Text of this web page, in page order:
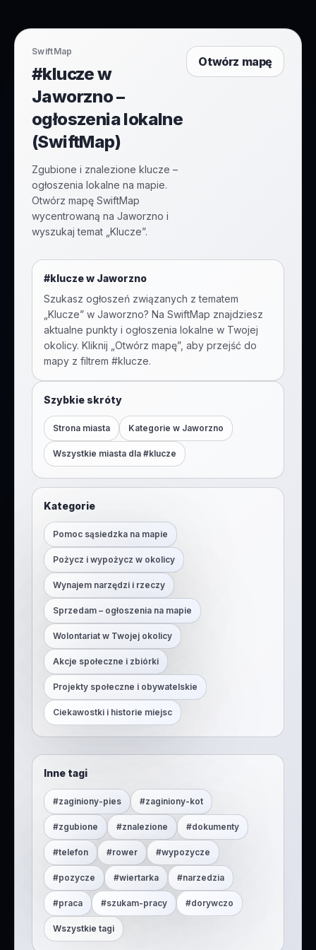
SwiftMap
#klucze w
Jaworzno –
ogłoszenia lokalne
(SwiftMap)
Zgubione i znalezione klucze –
ogłoszenia lokalne na mapie.
Otwórz mapę SwiftMap
wycentrowaną na Jaworzno i
wyszukaj temat „Klucze”.
Otwórz mapę
#kluczew Jaworzno
Szukasz ogłoszeń związanych z tematem
Klucze” w Jaworzno? Na SwiftMap znajdziesz
aktualne punkty i ogłoszenia lokalne w Twojej
okolicy. Kliknij „Otwórz mapę”, aby przejść do
mapy z filtrem #klucze.
Szybkie skróty
Strona miasta Kategorie w Jaworzno
Wszystkie miasta dla #klucze
Kategorie
Pomoc sąsiedzka na mapie
Pożycz i wypożycz w okolicy
Wynajem narzędzi i rzeczy
Sprzedam – ogłoszenia na mapie
Wolontariat w Twojej okolicy
Akcje społeczne i zbiórki
Projekty społeczne i obywatelskie
Ciekawostki i historie miejsc
Inne tagi
#zaginiony-pies #zaginiony-kot
#zgubione #znalezione #dokumenty
#telefon #rower #wypozycze
#pozycze #wiertarka #narzedzia
#praca #szukam-pracy #dorywczo
Wszystkie tagi